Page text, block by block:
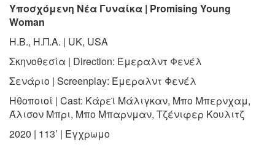
ΠΟΛΙΤΙΣΜΟΣ
ΑΝΘΕΚΤΙΚΗ
ΠΟΛΗ
Υποσχόμενη Νέα Γυναίκα | Promising Young
Woman
Η.Β., Η.Π.Α. | UK, USA
Σκηνοθεσία | Direction: Έμεραλντ Φενέλ
Σενάριο | Screenplay: Έμεραλντ Φενέλ
Ηθοποιοί | Cast: Κάρεϊ Μάλιγκαν, Μπο Μπερνχαμ,
Άλισον Μπρι, Μπο Μπαρνμαν, Τζένιφερ Κουλιτζ
2020 | 113’ | Εγχρωμο